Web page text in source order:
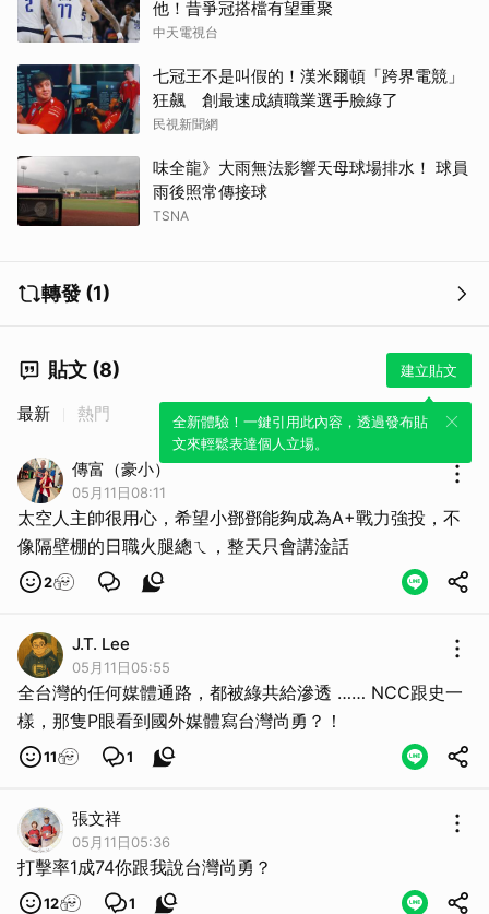
他！昔爭冠搭檔有望重聚
中天電視台
七冠王不是叫假的！漢米爾頓「跨界電競」
狂飆 創最速成績職業選手臉綠了
民視新聞網
味全龍》大雨無法影響天母球場排水！ 球員
雨後照常傳接球
TSNA
轉發 (1)
貼文 (8) 建立貼文
全新體驗！一鍵引用此內容，透過發布貼
文來輕鬆表達個人立場。
最新 熱門
傳富（豪小）
05月11日08:11
太空人主帥很用心，希望小鄧鄧能夠成為A+戰力強投，不
像隔壁棚的日職火腿總ㄟ，整天只會講淦話
2
J.T. Lee
05月11日05:55
全台灣的任何媒體通路，都被綠共給滲透 …… NCC跟史一
樣，那隻P眼看到國外媒體寫台灣尚勇？！
11 1
張文祥
05月11日05:36
打擊率1成74你跟我說台灣尚勇？
12 1